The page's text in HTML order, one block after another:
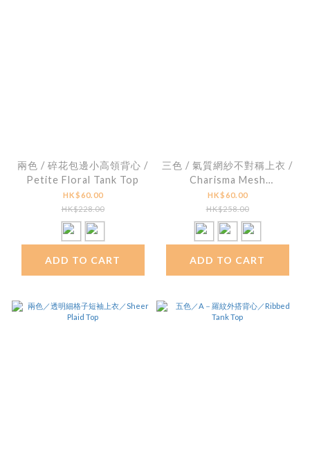
兩色 / 碎花包邊小高領背心 /
Petite Floral Tank Top
HK$60.00
HK$228.00
ADD TO CART
三色 / 氣質網紗不對稱上衣 /
Charisma Mesh
Asymmetrical Top
HK$60.00
HK$258.00
ADD TO CART